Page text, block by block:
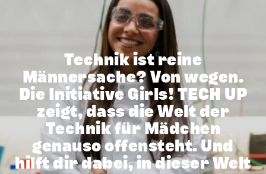
Technik ist reine
Männersache? Von wegen.
Die Initiative Girls! TECH UP
zeigt, dass die Welt der
Technik für Mädchen
genauso offensteht. Und
hilft dir dabei, in dieser Welt